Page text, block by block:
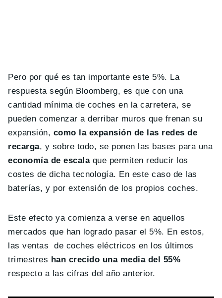
Pero por qué es tan importante este 5%. La
respuesta según Bloomberg, es que con una
cantidad mínima de coches en la carretera, se
pueden comenzar a derribar muros que frenan su
expansión, como la expansión de las redes de
recarga, y sobre todo, se ponen las bases para una
economía de escalaque permiten reducir los
costes de dicha tecnología. En este caso de las
baterías, y por extensión de los propios coches.
Este efecto ya comienza a verse en aquellos
mercados que han logrado pasar el 5%. En estos,
las ventas de coches eléctricos en los últimos
trimestres han crecido una media del 55%
respecto a las cifras del año anterior.